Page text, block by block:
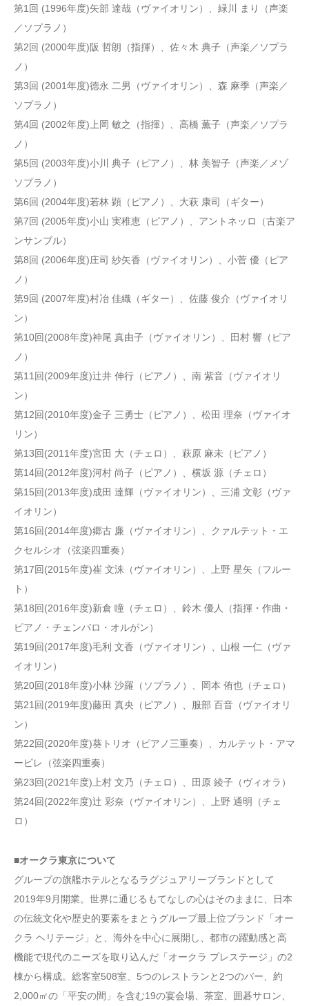
第1回 (1996年度)矢部 達哉（ヴァイオリン）、緑川 まり（声楽
／ソプラノ）
第2回 (2000年度)阪 哲朗（指揮）、佐々木 典子（声楽／ソプラ
ノ）
第3回 (2001年度)徳永 二男（ヴァイオリン）、森 麻季（声楽／
ソプラノ）
第4回 (2002年度)上岡 敏之（指揮）、高橋 薫子（声楽／ソプラ
ノ）
第5回 (2003年度)小川 典子（ピアノ）、林 美智子（声楽／メゾ
ソプラノ）
第6回 (2004年度)若林 顕（ピアノ）、大萩 康司（ギター）
第7回 (2005年度)小山 実稚恵（ピアノ）、アントネッロ（古楽ア
ンサンブル）
第8回 (2006年度)庄司 紗矢香（ヴァイオリン）、小菅 優（ピア
ノ）
第9回 (2007年度)村冶 佳織（ギター）、佐藤 俊介（ヴァイオリ
ン）
第10回(2008年度)神尾 真由子（ヴァイオリン）、田村 響（ピア
ノ）
第11回(2009年度)辻井 伸行（ピアノ）、南 紫音（ヴァイオリ
ン）
第12回(2010年度)金子 三勇士（ピアノ）、松田 理奈（ヴァイオ
リン）
第13回(2011年度)宮田 大（チェロ）、萩原 麻未（ピアノ）
第14回(2012年度)河村 尚子（ピアノ）、横坂 源（チェロ）
第15回(2013年度)成田 達輝（ヴァイオリン）、三浦 文彰（ヴァ
イオリン）
第16回(2014年度)郷古 廉（ヴァイオリン）、クァルテット・エ
クセルシオ（弦楽四重奏）
第17回(2015年度)崔 文洙（ヴァイオリン）、上野 星矢（フルー
ト）
第18回(2016年度)新倉 瞳（チェロ）、鈴木 優人（指揮・作曲・
ピアノ・チェンバロ・オルがン）
第19回(2017年度)毛利 文香（ヴァイオリン）、山根 一仁（ヴァ
イオリン）
第20回(2018年度)小林 沙羅（ソプラノ）、岡本 侑也（チェロ）
第21回(2019年度)藤田 真央（ピアノ）、服部 百音（ヴァイオリ
ン）
第22回(2020年度)葵トリオ（ピアノ三重奏）、カルテット・アマ
ービレ（弦楽四重奏）
第23回(2021年度)上村 文乃（チェロ）、田原 綾子（ヴィオラ）
第24回(2022年度)辻 彩奈（ヴァイオリン）、上野 通明（チェ
ロ）
■オークラ東京について
グループの旗艦ホテルとなるラグジュアリーブランドとして
2019年9月開業。世界に通じるもてなしの心はそのままに、日本
の伝統文化や歴史的要素をまとうグループ最上位ブランド「オー
クラ ヘリテージ」と、海外を中心に展開し、都市の躍動感と高
機能で現代のニーズを取り込んだ「オークラ プレステージ」の2
棟から構成。総客室508室、5つのレストランと2つのバー、約
2,000㎡の「平安の間」を含む19の宴会場、茶室、囲碁サロン、